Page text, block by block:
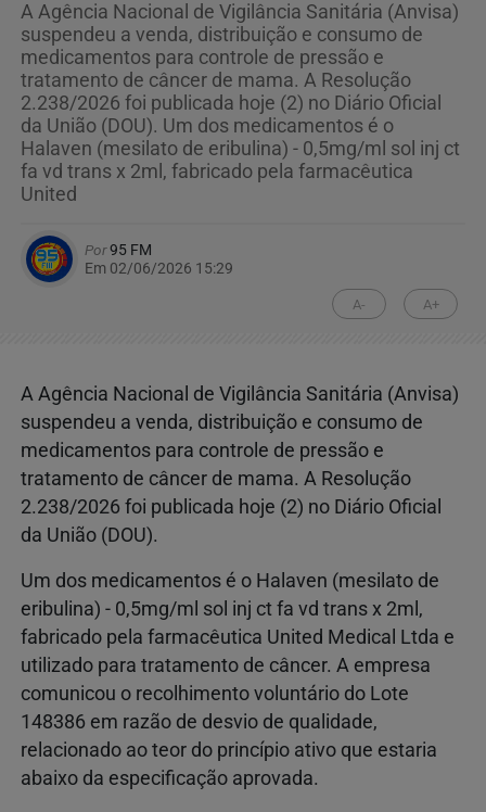
A Agência Nacional de Vigilância Sanitária (Anvisa)
suspendeu a venda, distribuição e consumo de
medicamentos para controle de pressão e
tratamento de câncer de mama. A Resolução
2.238/2026 foi publicada hoje (2) no Diário Oficial
da União (DOU). Um dos medicamentos é o
Halaven (mesilato de eribulina) - 0,5mg/ml sol inj ct
fa vd trans x 2ml, fabricado pela farmacêutica
United
Por95 FM
Em 02/06/2026 15:29
A- A+
A Agência Nacional de Vigilância Sanitária (Anvisa)
suspendeu a venda, distribuição e consumo de
medicamentos para controle de pressão e
tratamento de câncer de mama. A Resolução
2.238/2026 foi publicada hoje (2) no Diário Oficial
da União (DOU).
Um dos medicamentos é o Halaven (mesilato de
eribulina) - 0,5mg/ml sol inj ct fa vd trans x 2ml,
fabricado pela farmacêutica United Medical Ltda e
utilizado para tratamento de câncer. A empresa
comunicou o recolhimento voluntário do Lote
148386 em razão de desvio de qualidade,
relacionado ao teor do princípio ativo que estaria
abaixo da especificação aprovada.